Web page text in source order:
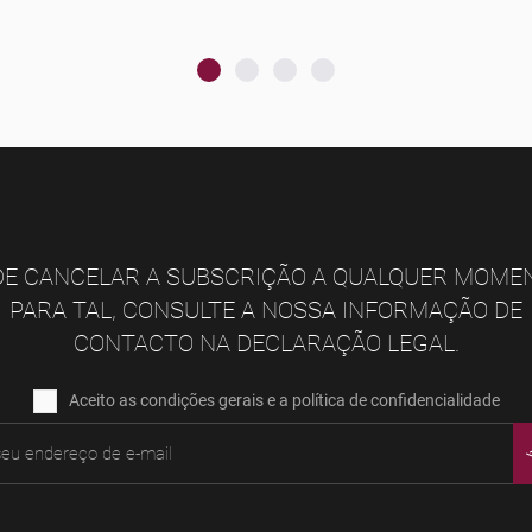
CANCELAR A SUBSCRIÇÃO A QUALQUER
PARA TAL, CONSULTE A NOSSA INFORMAÇÃO DE
CONTACTO NA DECLARAÇÃO LEGAL.
Aceito as condições gerais e a política de confidencialidade